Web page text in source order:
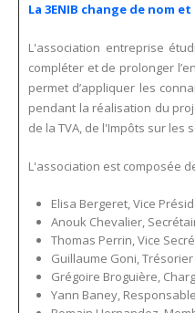
La 3ENIB change de nom
L'association entreprise
compléter et de prolonger
permet d’appliquer les
pendant la réalisation du
de la TVA, de l'Impôts sur les
L'association est composée
Elisa Bergeret, Vice
Anouk Chevalier,
Thomas Perrin, Vice
Guillaume Goni, Trésorier
Grégoire Broguière,
Yann Baney,